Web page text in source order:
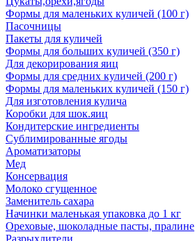
Формы для маленьких куличей (100 г)
Пасочницы
Пакеты для куличей
Формы для больших куличей (350 г)
Для декорирования яиц
Формы для средних куличей (200 г)
Формы для маленьких куличей (150 г)
Для изготовления кулича
Коробки для шок.яиц
Кондитерские ингредиенты
Сублимированные ягоды
Ароматизаторы
Мед
Консервация
Молоко сгущенное
Заменитель сахара
Начинки маленькая упаковка до 1 кг
Ореховые, шоколадные пасты, пралине
Разрыхлители